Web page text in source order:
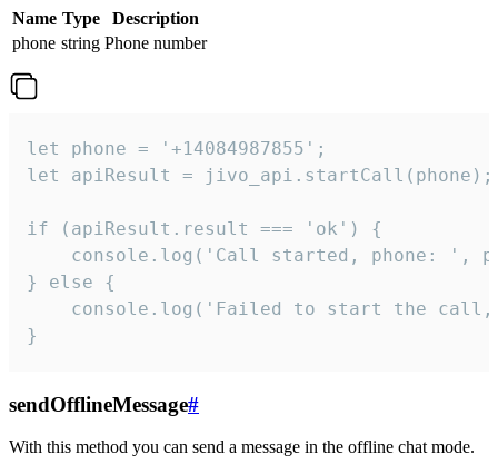
Name Type
Description
phone string Phone number
let phone = '+14084987855';
let apiResult = jivo_api.startCall(phone);
if (apiResult.result === 'ok') {
console.log('Call started, phone: ',
} else {
console.log('Failed to start the
}
sendOfflineMessage#
With this method you can send a message in the offline chat mode.